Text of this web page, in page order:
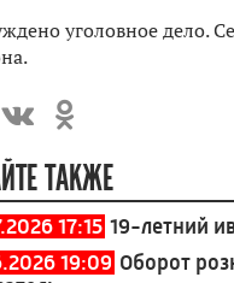
уголовное дело.
ТАКЖЕ
17:15 19-летний
19:09 Оборот